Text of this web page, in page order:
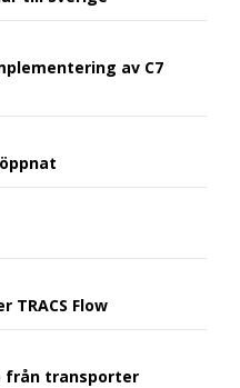
av C7
TRACS Flow
från transporter